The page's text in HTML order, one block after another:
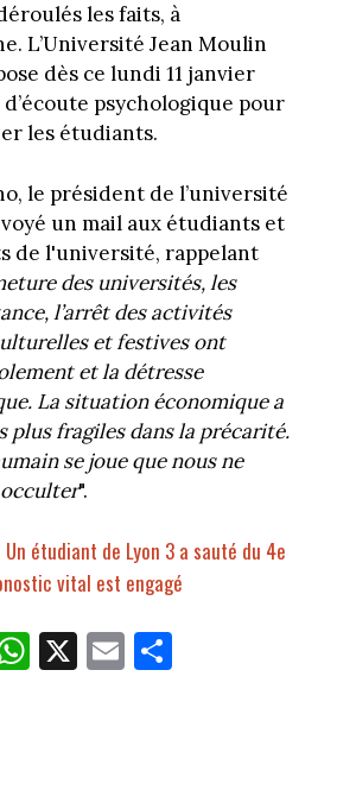
les faits, à
L’Université Jean Moulin
dès ce lundi 11 janvier
psychologique pour
les étudiants.
le président de l’université
un mail aux étudiants et
de l'université, rappelant
des universités, les
l’arrêt des activités
et festives ont
et la détresse
La situation économique a
plus fragiles dans la précarité.
se joue que nous ne
".
Un étudiant de Lyon 3 a sauté du 4e
vital est engagé
W
ha
X E
m
Pa
rt